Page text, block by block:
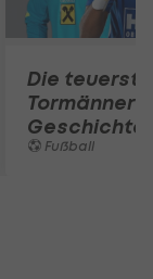
Die
Tormänner
Geschichte
Fußball